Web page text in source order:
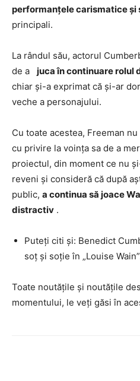
performanțele carismatice și
principali.
La rândul său, actorul
de a juca în continuare rolul
chiar și-a exprimat că și-ar
veche a personajului.
Cu toate acestea, Freeman
cu privire la voința sa de a
proiectul, din moment ce nu
reveni și consideră că după
public, a continua să joace
distractiv .
Puteți citi și: Benedict
soț și soție în „Louise
Toate noutățile și noutățile
momentului, le veți găsi în